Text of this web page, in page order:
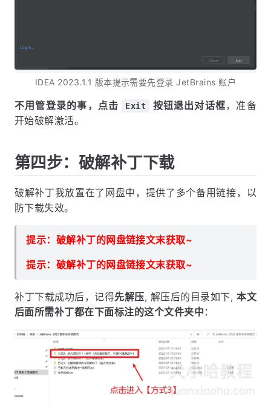
IDEA 2023.1.1 版本提示需要先登录 JetBrains 账户
不用管登录的事，点击 Exit 按钮退出对话框，准备
开始破解激活。
第四步：破解补丁下载
破解补丁我放置在了网盘中，提供了多个备用链接，以
防下载失效。
提示：破解补丁的网盘链接文末获取~
提示：破解补丁的网盘链接文末获取~
补丁下载成功后，记得先解压, 解压后的目录如下, 本文
后面所需补丁都在下面标注的这个文件夹中 ：